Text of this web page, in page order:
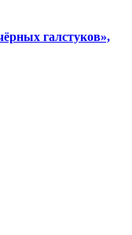
галстуков»,